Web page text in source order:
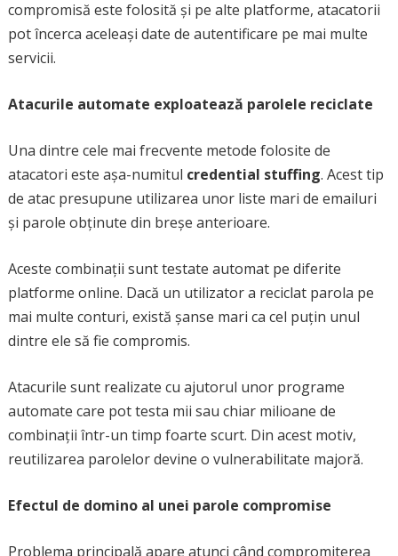
compromisă este folosită și pe alte platforme, atacatorii
pot încerca aceleași date de autentificare pe mai multe
servicii.
Atacurile automate exploatează parolele reciclate
Una dintre cele mai frecvente metode folosite de
atacatori este așa-numitul credential stuffing. Acest tip
de atac presupune utilizarea unor liste mari de emailuri
și parole obținute din breșe anterioare.
Aceste combinații sunt testate automat pe diferite
platforme online. Dacă un utilizator a reciclat parola pe
mai multe conturi, există șanse mari ca cel puțin unul
dintre ele să fie compromis.
Atacurile sunt realizate cu ajutorul unor programe
automate care pot testa mii sau chiar milioane de
combinații într-un timp foarte scurt. Din acest motiv,
reutilizarea parolelor devine o vulnerabilitate majoră.
Efectul de domino al unei parole compromise
Problema principală apare atunci când compromiterea